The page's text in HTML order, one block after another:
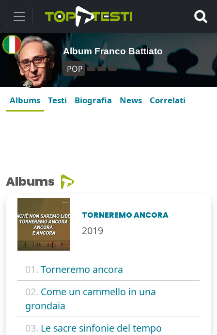
Album Franco Battiato
POP
Albums Testi Biografia News Correlati
Albums
TORNEREMO ANCORA
2019
01. Torneremo ancora
02. Come un cammello in una
grondaia
03. Le sacre sinfonie del tempo